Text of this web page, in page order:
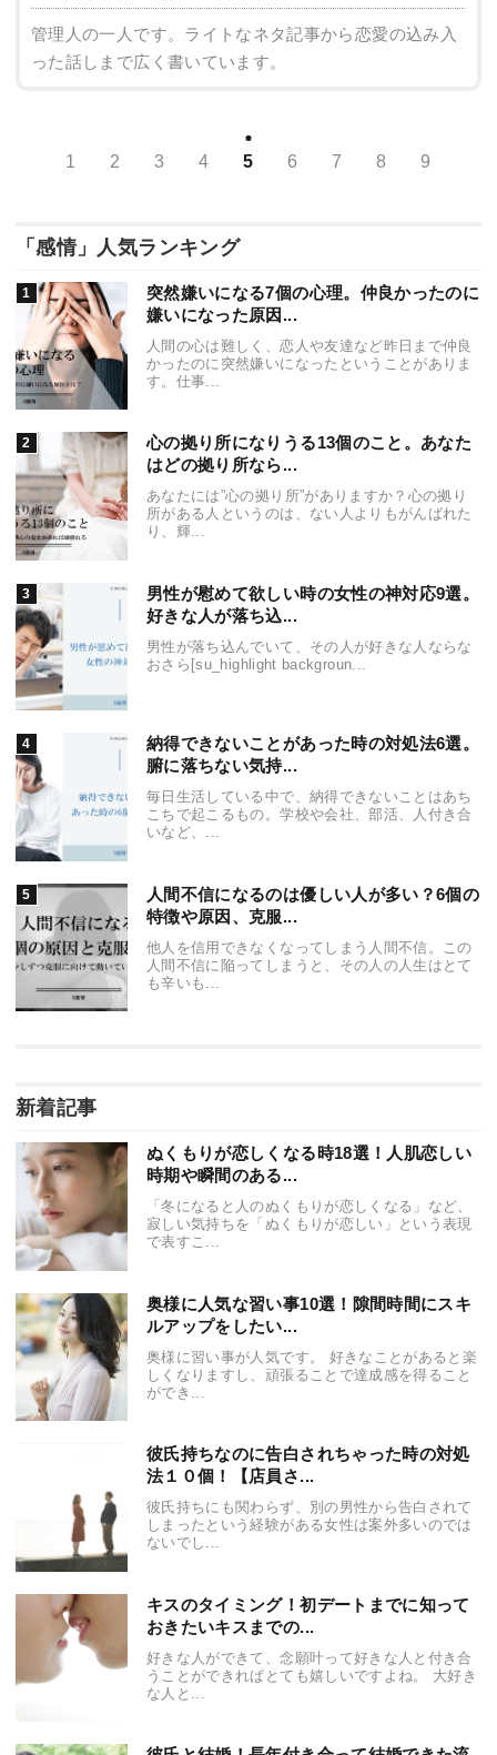
管理人の一人です。ライトなネタ記事から恋愛の込み入
った話しまで広く書いています。
1 2 3 4 5 6 7 8 9
「感情」人気ランキング
突然嫌いになる7個の心理。仲良かったのに
嫌いになった原因...
人間の心は難しく、恋人や友達など昨日まで仲良
かったのに突然嫌いになったということがありま
す。仕事...
心の拠り所になりうる13個のこと。あなた
はどの拠り所なら...
あなたには”心の拠り所”がありますか？心の拠り
所がある人というのは、ない人よりもがんばれた
り、輝...
男性が慰めて欲しい時の女性の神対応9選。
好きな人が落ち込...
男性が落ち込んでいて、その人が好きな人ならな
おさら[su_highlight backgroun...
納得できないことがあった時の対処法6選。
腑に落ちない気持...
毎日生活している中で、納得できないことはあち
こちで起こるもの。学校や会社、部活、人付き合
いなど、...
人間不信になるのは優しい人が多い？6個の
特徴や原因、克服...
他人を信用できなくなってしまう人間不信。この
人間不信に陥ってしまうと、その人の人生はとて
も辛いも...
新着記事
ぬくもりが恋しくなる時18選！人肌恋しい
時期や瞬間のある...
「冬になると人のぬくもりが恋しくなる」など、
寂しい気持ちを「ぬくもりが恋しい」という表現
で表すこ...
奥様に人気な習い事10選！隙間時間にスキ
ルアップをしたい...
奥様に習い事が人気です。 好きなことがあると楽
しくなりますし、頑張ることで達成感を得ること
ができ...
彼氏持ちなのに告白されちゃった時の対処
法１０個！【店員さ...
彼氏持ちにも関わらず、別の男性から告白されて
しまったという経験がある女性は案外多いのでは
ないでし...
キスのタイミング！初デートまでに知って
おきたいキスまでの...
好きな人ができて、念願叶って好きな人と付き合
うことができればとても嬉しいですよね。 大好き
な人と...